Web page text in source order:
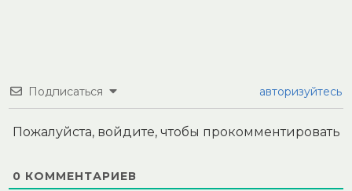
Подписаться авторизуйтесь
Пожалуйста, войдите, чтобы прокомментировать
0 КОММЕНТАРИЕВ